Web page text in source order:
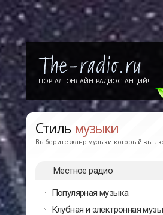
ПОРТАЛ ОНЛАЙН РАДИОСТАНЦИЙ!
Стиль музыки
Выберите жанр музыки который вы
Местное радио
Популярная музыка
Клубная и электронная